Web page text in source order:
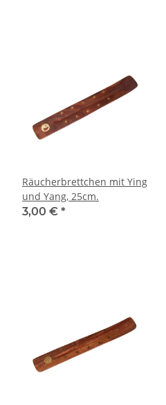
Räucherbrettchen mit Ying
und Yang, 25cm.
3,00 € *